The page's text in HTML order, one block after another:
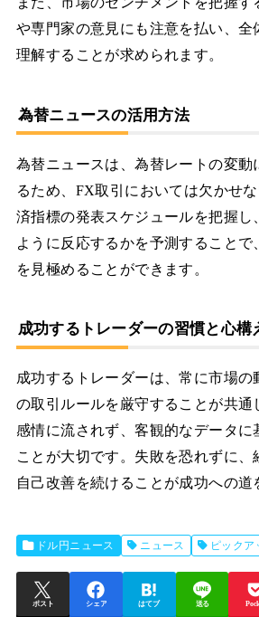
や専門家の意見にも注意を払い、全
理解することが求められます。
為替ニュースの活用方法
為替ニュースは、為替レートの変動
るため、FX取引においては欠かせ
済指標の発表スケジュールを把握し
ように反応するかを予測すること
を見極めることができます。
成功するトレーダーの習慣と心構
成功するトレーダーは、常に市場の
の取引ルールを厳守することが共通
感情に流されず、客観的なデータに
ことが大切です。失敗を恐れずに、
自己改善を続けることが成功への道
ドル円ニュース ニュース ピックア
ポスト シェア はてブ 送る